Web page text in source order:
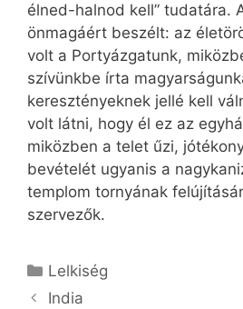
élned-halnod kell” tudatára.
önmagáért beszélt: az
volt a Portyázgatunk,
szívünkbe írta
keresztényeknek jellé kell
volt látni, hogy él ez az
miközben a telet űzi,
bevételét ugyanis a
templom tornyának
szervezők.
Kategória
Lelkiség
India